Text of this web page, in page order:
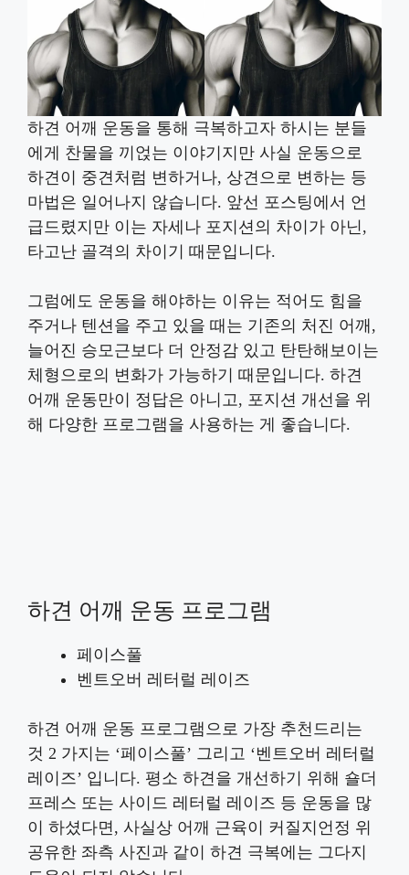
하견 어깨 운동을 통해 극복하고자 하시는 분들
에게 찬물을 끼얹는 이야기지만 사실 운동으로
하견이 중견처럼 변하거나, 상견으로 변하는 등
마법은 일어나지 않습니다. 앞선 포스팅에서 언
급드렸지만 이는 자세나 포지션의 차이가 아닌,
타고난 골격의 차이기 때문입니다.
그럼에도 운동을 해야하는 이유는 적어도 힘을
주거나 텐션을 주고 있을 때는 기존의 처진 어깨,
늘어진 승모근보다 더 안정감 있고 탄탄해보이는
체형으로의 변화가 가능하기 때문입니다. 하견
어깨 운동만이 정답은 아니고, 포지션 개선을 위
해 다양한 프로그램을 사용하는 게 좋습니다.
하견 어깨 운동 프로그램
페이스풀
벤트오버 레터럴 레이즈
하견 어깨 운동 프로그램으로 가장 추천드리는
것 2 가지는 ‘페이스풀’ 그리고 ‘벤트오버 레터럴
레이즈’ 입니다. 평소 하견을 개선하기 위해 숄더
프레스 또는 사이드 레터럴 레이즈 등 운동을 많
이 하셨다면, 사실상 어깨 근육이 커질지언정 위
공유한 좌측 사진과 같이 하견 극복에는 그다지